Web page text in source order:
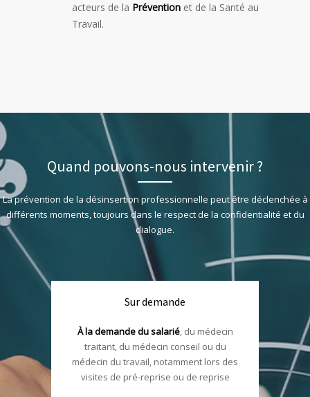
acteurs de la Prévention et de la Santé au
Travail.
Quand pouvons-nous intervenir ?
La prévention de la désinsertion professionnelle peut être déclenchée à
différents moments, toujours dans le respect de la confidentialité et du
dialogue.
Sur demande
À la demande du salarié, du médecin
traitant, du médecin conseil ou du
médecin du travail, notamment lors des
visites de pré-reprise ou de reprise